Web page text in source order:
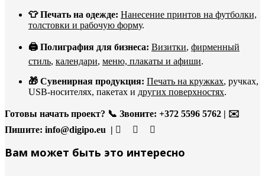
👕 Печать на одежде: Нанесение принтов на футболки,
толстовки и рабочую форму.
🖨️ Полиграфия для бизнеса: Визитки, фирменный
стиль, календари, меню, плакаты и афиши.
🎁 Сувенирная продукция: Печать на кружках, ручках,
USB-носителях, пакетах и других поверхностях.
Готовы начать проект? 📞 Звоните: +372 5596 5762 | ✉️
Пишите: info@digipo.eu |
Вам может быть это интересно